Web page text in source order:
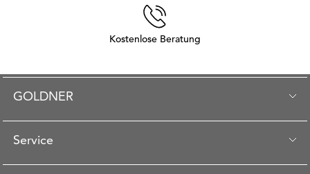
Kostenlose Beratung
GOLDNER
Service